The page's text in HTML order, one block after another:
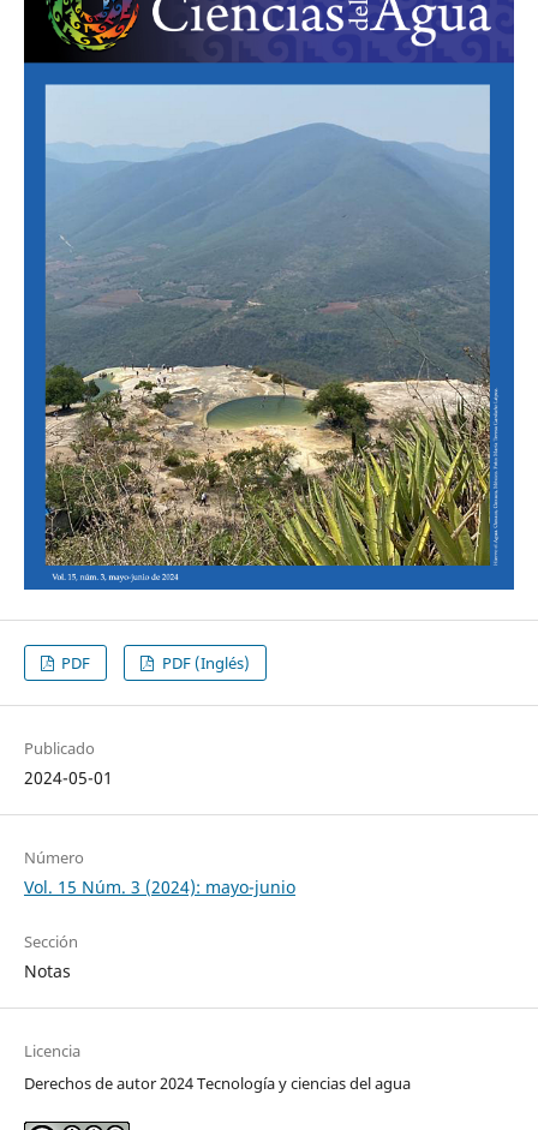
PDF PDF (Inglés)
Publicado
2024-05-01
Número
Vol. 15 Núm. 3 (2024): mayo-junio
Sección
Notas
Licencia
Derechos de autor 2024 Tecnología y ciencias del agua